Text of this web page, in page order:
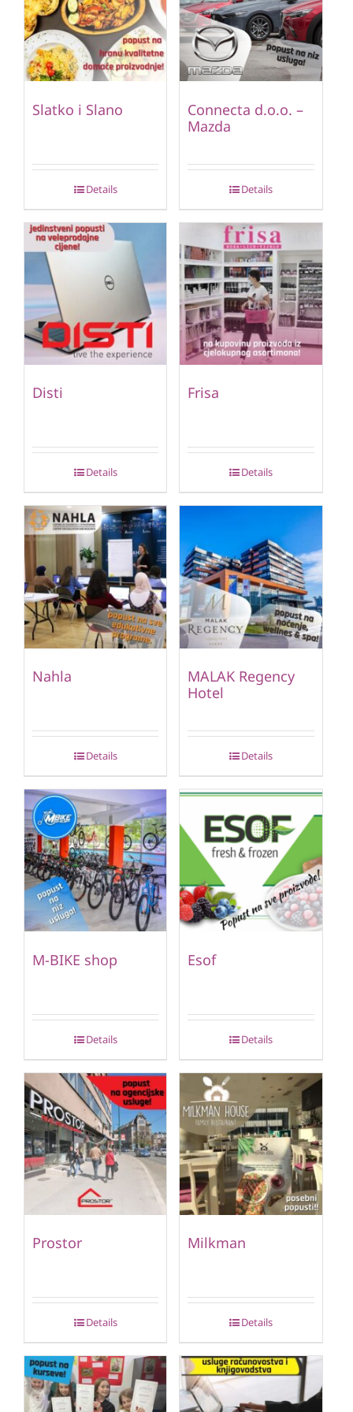
Slatko i Slano
Details
Connecta d.o.o. –
Mazda
Details
Disti
Details
Frisa
Details
Nahla
Details
MALAK Regency
Hotel
Details
M-BIKE shop
Details
Esof
Details
Prostor
Details
Milkman
Details